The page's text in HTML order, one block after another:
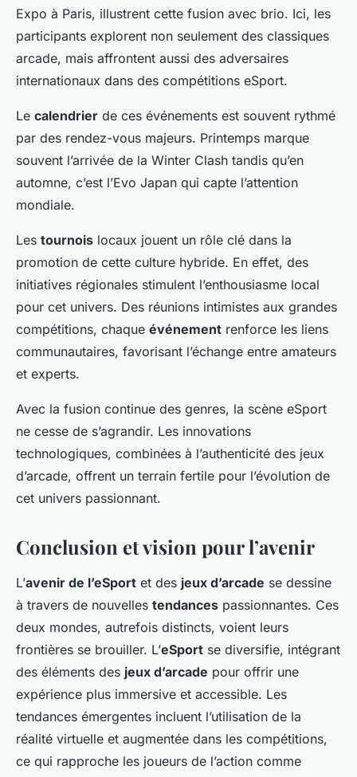
Expo à Paris, illustrent cette fusion avec brio. Ici, les
participants explorent non seulement des classiques
arcade, mais affrontent aussi des adversaires
internationaux dans des compétitions eSport.
Le calendrier de ces événements est souvent rythmé
par des rendez-vous majeurs. Printemps marque
souvent l’arrivée de la Winter Clash tandis qu’en
automne, c’est l’Evo Japan qui capte l’attention
mondiale.
Les tournois locaux jouent un rôle clé dans la
promotion de cette culture hybride. En effet, des
initiatives régionales stimulent l’enthousiasme local
pour cet univers. Des réunions intimistes aux grandes
compétitions, chaque événement renforce les liens
communautaires, favorisant l’échange entre amateurs
et experts.
Avec la fusion continue des genres, la scène eSport
ne cesse de s’agrandir. Les innovations
technologiques, combinées à l’authenticité des jeux
d’arcade, offrent un terrain fertile pour l’évolution de
cet univers passionnant.
Conclusion et vision pour l’avenir
L’avenir de l’eSport et des jeux d’arcade se dessine
à travers de nouvelles tendances passionnantes. Ces
deux mondes, autrefois distincts, voient leurs
frontières se brouiller. L’eSport se diversifie, intégrant
des éléments des jeux d’arcade pour offrir une
expérience plus immersive et accessible. Les
tendances émergentes incluent l’utilisation de la
réalité virtuelle et augmentée dans les compétitions,
ce qui rapproche les joueurs de l’action comme